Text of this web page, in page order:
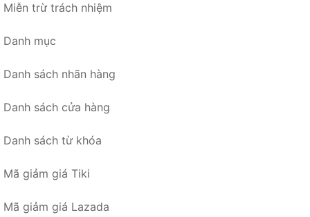
Miễn trừ trách nhiệm
Danh mục
Danh sách nhãn hàng
Danh sách cửa hàng
Danh sách từ khóa
Mã giảm giá Tiki
Mã giảm giá Lazada